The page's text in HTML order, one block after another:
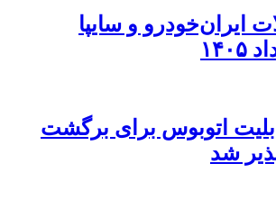
ایران‌خودرو و سایپا
بلیت اتوبوس برای برگشت
شد